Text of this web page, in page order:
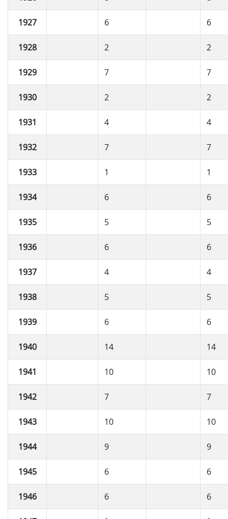
1927 6 6
1928 2 2
1929 7 7
1930 2 2
1931 4 4
1932 7 7
1933 1 1
1934 6 6
1935 5 5
1936 6 6
1937 4 4
1938 5 5
1939 6 6
1940 14 14
1941 10 10
1942 7 7
1943 10 10
1944 9 9
1945 6 6
1946 6 6